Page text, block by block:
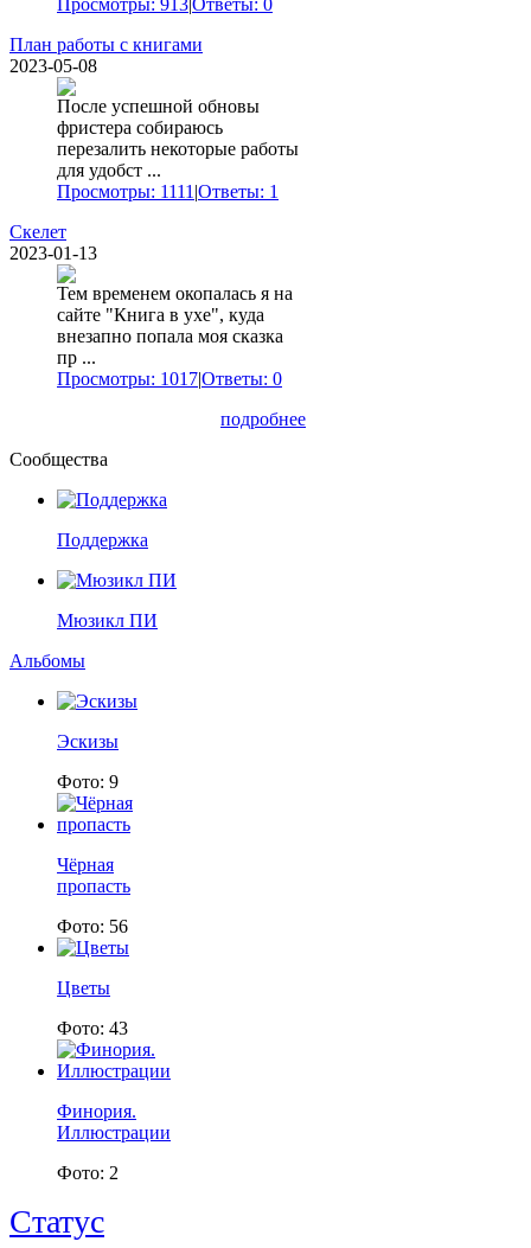
План работы с книгами
2023-05-08
После успешной обновы
фристера собираюсь
перезалить некоторые работы
для удобст ...
Просмотры: 1111 |Ответы: 1
Скелет
2023-01-13
Тем временем окопалась я на
сайте "Книга в ухе", куда
внезапно попала моя сказка
пр ...
Просмотры: 1017|Ответы: 0
подробнее
Сообщества
Поддержка
Мюзикл ПИ
Альбомы
Эскизы
Фото: 9
Чёрная
пропасть
Фото: 56
Цветы
Фото: 43
Финория.
Иллюстрации
Фото: 2
Статус